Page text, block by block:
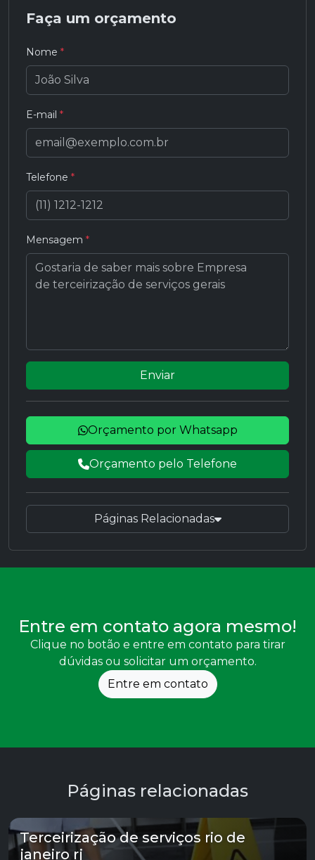
Faça um orçamento
Nome *
E-mail *
Telefone *
Mensagem *
Enviar
Orçamento por Whatsapp
Orçamento pelo Telefone
Páginas Relacionadas
Entre em contato agora mesmo!
Clique no botão e entre em contato para tirar
dúvidas ou solicitar um orçamento.
Entre em contato
Páginas relacionadas
Terceirização de serviços rio de
janeiro rj